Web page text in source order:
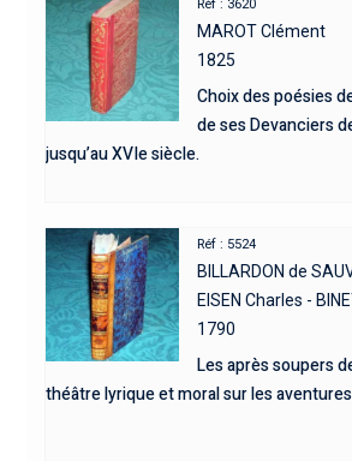
Réf : 3620
MAROT Clément
1825
Choix des poésies
de ses Devanciers
jusqu’au XVIe siècle.
Réf : 5524
BILLARDON de
EISEN Charles -
1790
Les après soupers
théâtre lyrique et moral sur les